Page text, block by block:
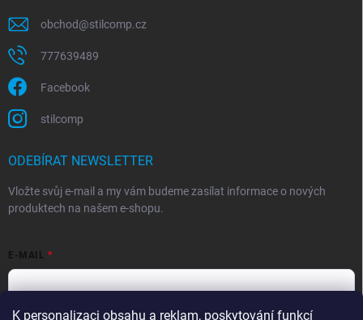
K personalizaci obsahu a reklam, poskytování funkcí
obchod@stilcomp.cz
777639489
Facebook
stilcomp
ODEBÍRAT NEWSLETTER
Vložte svůj e-mail a my vám budeme zasílat informace o nových
produktech na našem e-shopu.
E-MAIL
Souhlasím spodmínkami ochrany osobních údajů